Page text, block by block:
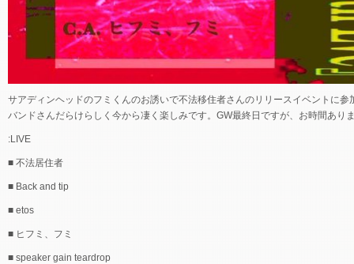
サアディンヘッドのフミくんのお誘いで不法移住者さんのリリースイベントに
バンドさんだらけらしく今から凄く楽しみです。GW最終日ですが、お時間あり
:LIVE
■ 不法居住者
■ Back and tip
■ etos
■ ヒフミ、フミ
■ speaker gain teardrop